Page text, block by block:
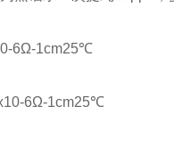
6Ω-1cm25℃
6Ω-1cm25℃